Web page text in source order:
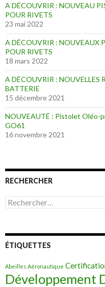
A DÉCOUVRIR : NOUVEAU
POUR RIVETS
23 mai 2022
A DÉCOUVRIR : NOUVEAUX
POUR RIVETS
18 mars 2022
A DÉCOUVRIR : NOUVELLES
BATTERIE
15 décembre 2021
NOUVEAUTÉ : Pistolet Oléo-
GO61
16 novembre 2021
RECHERCHER
Rechercher :
ÉTIQUETTES
Abeilles Aéronautique
Développement